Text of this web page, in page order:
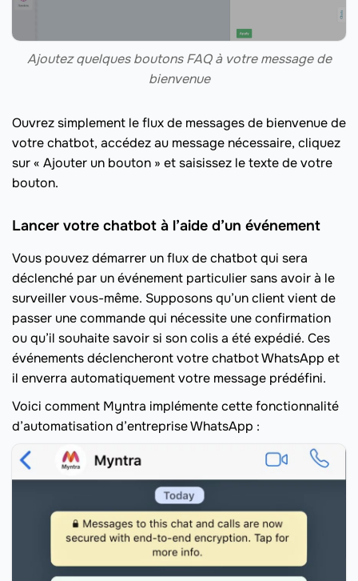
Ajoutez quelques boutons FAQ à votre message de
bienvenue
Ouvrez simplement le flux de messages de bienvenue de
votre chatbot, accédez au message nécessaire, cliquez
sur « Ajouter un bouton » et saisissez le texte de votre
bouton.
Lancer votre chatbot à l’aide d’un événement
Vous pouvez démarrer un flux de chatbot qui sera
déclenché par un événement particulier sans avoir à le
surveiller vous-même. Supposons qu’un client vient de
passer une commande qui nécessite une confirmation
ou qu’il souhaite savoir si son colis a été expédié. Ces
événements déclencheront votre chatbot WhatsApp et
il enverra automatiquement votre message prédéfini.
Voici comment Myntra implémente cette fonctionnalité
d’automatisation d’entreprise WhatsApp :